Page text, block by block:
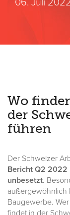
06. Juli 2022
Wo
der
führen
Der Schweizer
Bericht Q2 2022
unbesetzt.
außergewöhnlich
Baugewerbe.
findet in der